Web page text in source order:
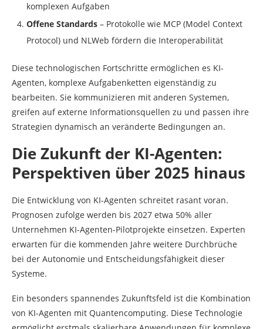
komplexen Aufgaben
Offene Standards – Protokolle wie MCP (Model Context
Protocol) und NLWeb fördern die Interoperabilität
Diese technologischen Fortschritte ermöglichen es KI-
Agenten, komplexe Aufgabenketten eigenständig zu
bearbeiten. Sie kommunizieren mit anderen Systemen,
greifen auf externe Informationsquellen zu und passen ihre
Strategien dynamisch an veränderte Bedingungen an.
Die Zukunft der KI-Agenten:
Perspektiven über 2025 hinaus
Die Entwicklung von KI-Agenten schreitet rasant voran.
Prognosen zufolge werden bis 2027 etwa 50% aller
Unternehmen KI-Agenten-Pilotprojekte einsetzen. Experten
erwarten für die kommenden Jahre weitere Durchbrüche
bei der Autonomie und Entscheidungsfähigkeit dieser
Systeme.
Ein besonders spannendes Zukunftsfeld ist die Kombination
von KI-Agenten mit Quantencomputing. Diese Technologie